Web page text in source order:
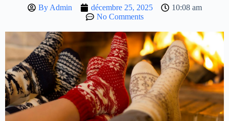
ByAdmin décembre 25, 2025
10:08 am
No Comments